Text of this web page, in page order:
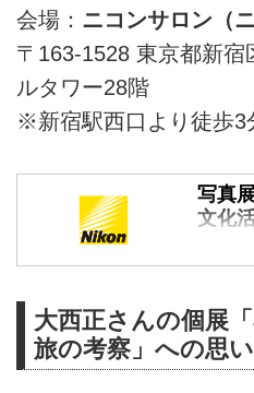
会場： ニコンサロン（
〒163-1528 東京都新
ルタワー28階
※新宿駅西口より徒歩3
写真
文化
向上を
す。
大西正さんの個展
旅の考察」への思い